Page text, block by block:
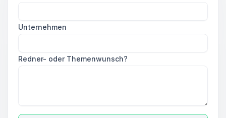
Unternehmen
Redner- oder Themenwunsch?